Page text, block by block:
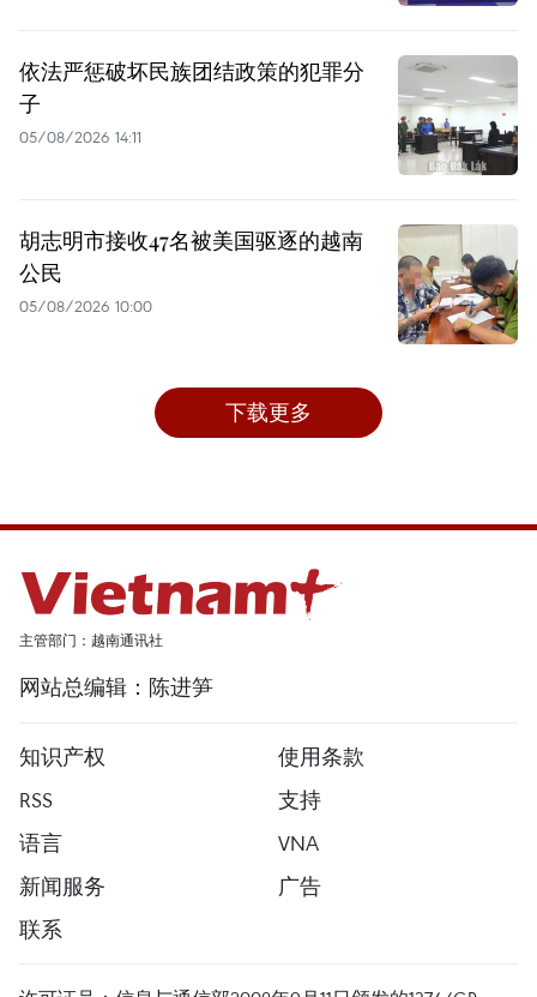
依法严惩破坏民族团结政策的犯罪分
子
05/08/2026 14:11
胡志明市接收47名被美国驱逐的越南
公民
05/08/2026 10:00
下载更多
主管部门：越南通讯社
网站总编辑：陈进笋
知识产权
使用条款
RSS
支持
语言
VNA
新闻服务
广告
联系